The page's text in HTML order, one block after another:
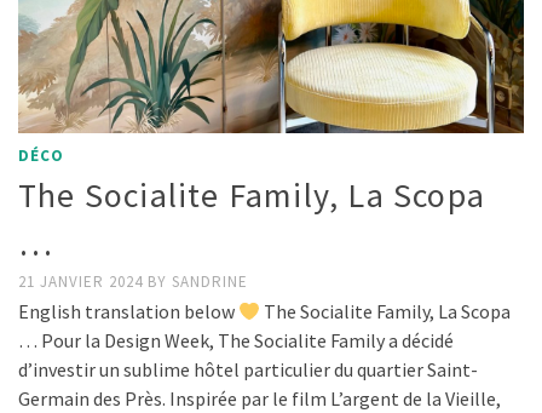
DÉCO
The Socialite Family, La Scopa
…
21 JANVIER 2024 BY SANDRINE
English translation below
The Socialite Family, La Scopa
… Pour la Design Week, The Socialite Family a décidé
d’investir un sublime hôtel particulier du quartier Saint-
Germain des Près. Inspirée par le film L’argent de la Vieille,